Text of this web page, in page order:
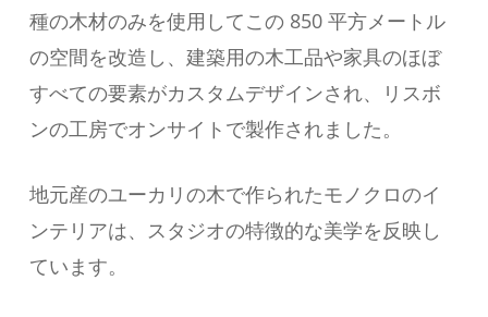
種の木材のみを使用してこの 850 平方メートル
の空間を改造し、建築用の木工品や家具のほぼ
すべての要素がカスタムデザインされ、リスボ
ンの工房でオンサイトで製作されました。
地元産のユーカリの木で作られたモノクロのイ
ンテリアは、スタジオの特徴的な美学を反映し
ています。